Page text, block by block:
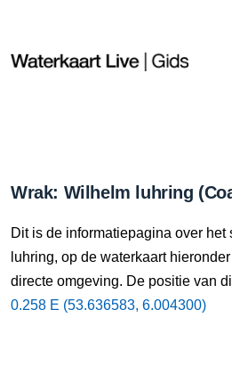
Wrak: Wilhelm luhring
Dit is de informatiepagina over
luhring, op de waterkaart
directe omgeving. De positie van
0.258 E (53.636583, 6.004300)